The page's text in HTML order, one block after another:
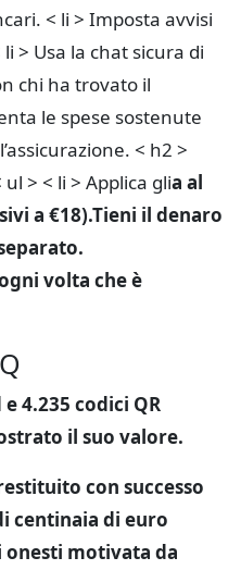
< li > Imposta avvisi
li > Usa la chat sicura di
chi ha trovato il
le spese sostenute
< h2 >
ul > < li > Applica glia al
a €18).Tieni il denaro
volta che è
4.235 codici QR
il suo valore.
con successo
centinaia di euro
onesti motivata da